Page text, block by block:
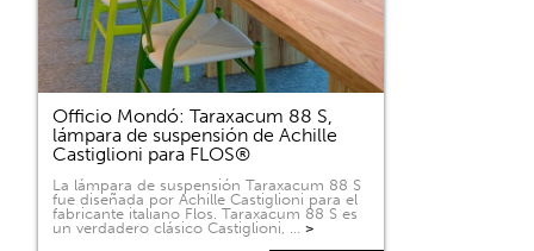
Officio Mondó: Taraxacum 88 S,
lámpara de suspensión de Achille
Castiglioni para FLOS®
La lámpara de suspensión Taraxacum 88 S
fue diseñada por Achille Castiglioni para el
fabricante italiano Flos. Taraxacum 88 S es
un verdadero clásico Castiglioni, … >